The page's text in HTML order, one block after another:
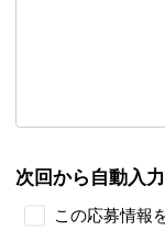
次回から自動入力
この応募情報